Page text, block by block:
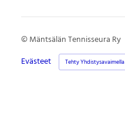
©Mäntsälän Tennisseura Ry
Evästeet
Tehty Yhdistysavaimella